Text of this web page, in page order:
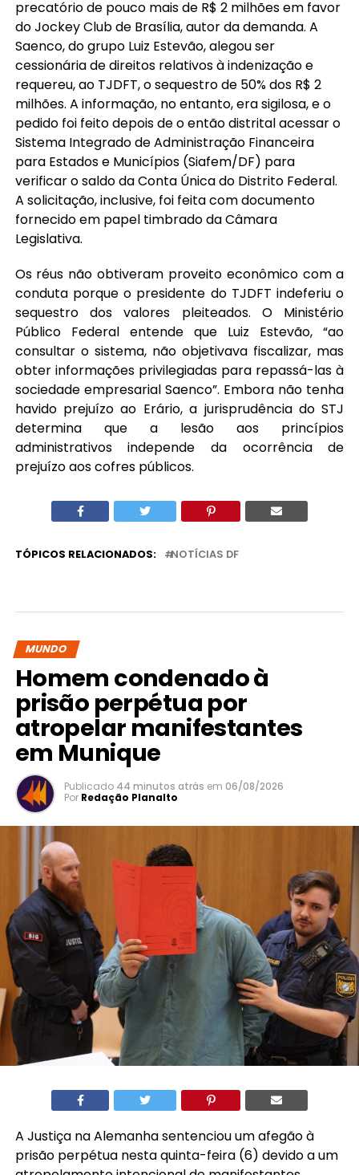
precatório de pouco mais de R$ 2 milhões em favor
do Jockey Club de Brasília, autor da demanda. A
Saenco, do grupo Luiz Estevão, alegou ser
cessionária de direitos relativos à indenização e
requereu, ao TJDFT, o sequestro de 50% dos R$ 2
milhões. A informação, no entanto, era sigilosa, e o
pedido foi feito depois de o então distrital acessar o
Sistema Integrado de Administração Financeira
para Estados e Municípios (Siafem/DF) para
verificar o saldo da Conta Única do Distrito Federal.
A solicitação, inclusive, foi feita com documento
fornecido em papel timbrado da Câmara
Legislativa.
Os réus não obtiveram proveito econômico com a
conduta porque o presidente do TJDFT indeferiu o
sequestro dos valores pleiteados. O Ministério
Público Federal entende que Luiz Estevão, “ao
consultar o sistema, não objetivava fiscalizar, mas
obter informações privilegiadas para repassá-las à
sociedade empresarial Saenco”. Embora não tenha
havido prejuízo ao Erário, a jurisprudência do STJ
determina que a lesão aos princípios
administrativos independe da ocorrência de
prejuízo aos cofres públicos.
TÓPICOS RELACIONADOS: NOTÍCIAS DF
MUNDO
Homem condenado à
prisão perpétua por
atropelar manifestantes
em Munique
Publicado 44 minutos atrás em 06/08/2026
Por Redação Planalto
A Justiça na Alemanha sentenciou um afegão à
prisão perpétua nesta quinta-feira (6) devido a um